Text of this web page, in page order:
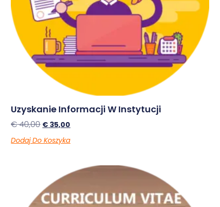
Uzyskanie Informacji W Instytucji
€40,00 € 35,00
Dodaj Do Koszyka